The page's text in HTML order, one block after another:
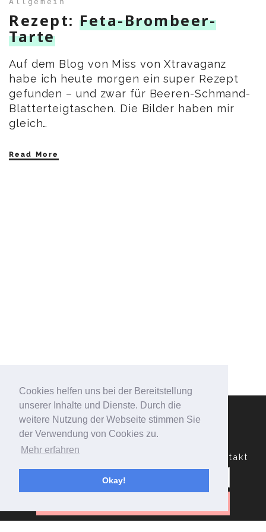
Cookies helfen uns bei der Bereitstellung
unserer Inhalte und Dienste. Durch die
weitere Nutzung der Webseite stimmen Sie
der Verwendung von Cookies zu.
Mehr erfahren
Okay!
Rezept: Feta-Brombeer-
Tarte
Auf dem Blog von Miss von Xtravaganz
habe ich heute morgen ein super Rezept
gefunden – und zwar für Beeren-Schmand-
Blatterteigtaschen. Die Bilder haben mir
gleich…
Read More
Datenschutzerklärung Kontakt
Suchen